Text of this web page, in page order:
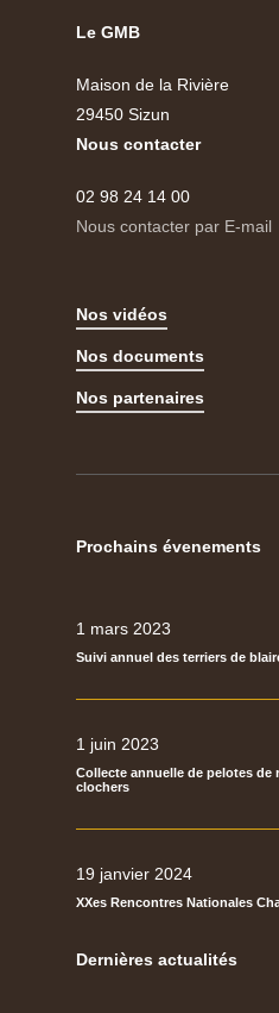
Le GMB
Maison de la Rivière
29450 Sizun
Nous contacter
02 98 24 14 00
Nous contacter par E-mail
Nos vidéos
Nos documents
Nos partenaires
Prochains évenements
1 mars 2023
Suivi annuel des terriers de
1 juin 2023
Collecte annuelle de pelotes de
clochers
19 janvier 2024
XXes Rencontres Nationales
Dernières actualités